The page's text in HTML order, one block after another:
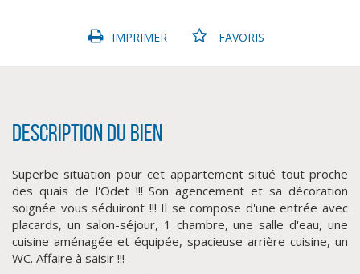
IMPRIMER FAVORIS
Description du bien
Superbe situation pour cet appartement situé tout proche
des quais de l'Odet !!! Son agencement et sa décoration
soignée vous séduiront !!! Il se compose d'une entrée avec
placards, un salon-séjour, 1 chambre, une salle d'eau, une
cuisine aménagée et équipée, spacieuse arrière cuisine, un
WC. Affaire à saisir !!!